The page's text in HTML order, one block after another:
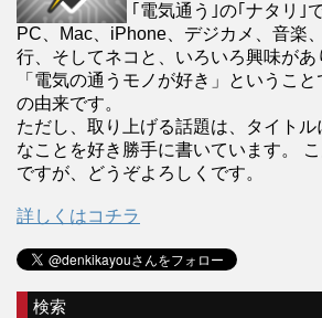
｢電気通う｣の｢ナタリ｣で
PC、Mac、iPhone、デジカメ、音楽
行、そしてネコと、いろいろ興味があ
「電気の通うモノが好き」というこ
の由来です。
ただし、取り上げる話題は、タイトル
なことを好き勝手に書いています。
ですが、どうぞよろしくです。
詳しくはコチラ
検索